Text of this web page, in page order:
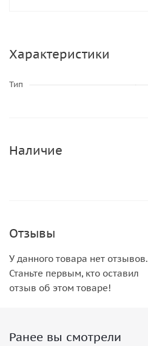
Характеристики
Тип
Наличие
Отзывы
У данного товара нет отзывов.
Станьте первым, кто оставил
отзыв об этом товаре!
Ранее вы смотрели